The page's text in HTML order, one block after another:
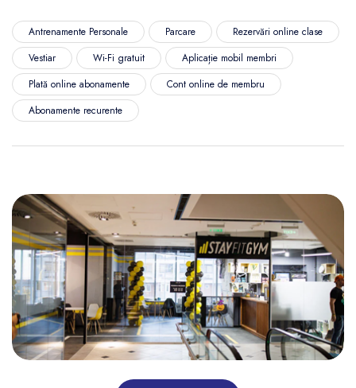
Antrenamente Personale Parcare
Rezervări online clase
Vestiar
Wi-Fi gratuit
Aplicație mobil membri
Plată online abonamente
Cont online de membru
Abonamente recurente